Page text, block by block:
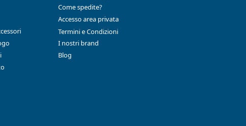
Come spedite?
Accesso area privata
Termini e Condizioni
I nostri brand
Blog